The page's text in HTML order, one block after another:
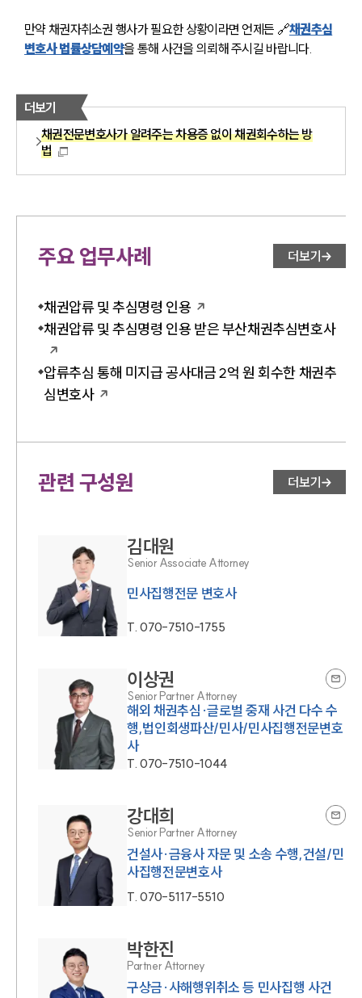
만약 채권자취소권 행사가 필요한 상황이라면 언제든 🔗채권추심
변호사 법률상담예약을 통해 사건을 의뢰해 주시길 바랍니다.
더보기
채권전문변호사가 알려주는 차용증 없이 채권회수하는 방
법
주요 업무사례 더보기
채권압류 및 추심명령 인용
채권압류 및 추심명령 인용 받은 부산채권추심변호사
압류추심 통해 미지급 공사대금 2억 원 회수한 채권추
심변호사
관련 구성원 더보기
김대원
Senior Associate Attorney
민사집행전문 변호사
T.070-7510-1755
이상권
Senior Partner Attorney
해외 채권추심·글로벌 중재 사건 다수 수
행,법인회생파산/민사/민사집행전문변호
사
T.070-7510-1044
강대희
Senior Partner Attorney
건설사·금융사 자문 및 소송 수행,건설/민
사집행전문변호사
T.070-5117-5510
박한진
Partner Attorney
구상금·사해행위취소 등 민사집행 사건